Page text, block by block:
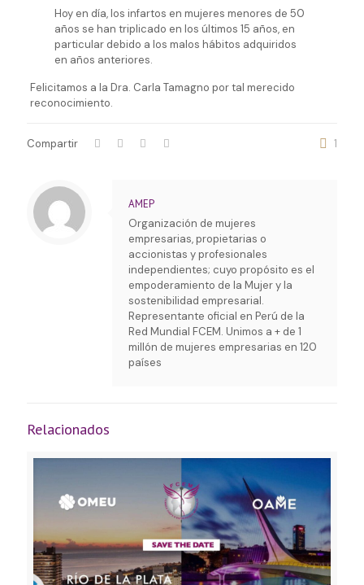
Hoy en día, los infartos en mujeres menores de 50
años se han triplicado en los últimos 15 años, en
particular debido a los malos hábitos adquiridos
en años anteriores.
Felicitamos a la Dra. Carla Tamagno por tal merecido
reconocimiento.
Compartir 1
AMEP
Organización de mujeres
empresarias, propietarias o
accionistas y profesionales
independientes; cuyo propósito es el
empoderamiento de la Mujer y la
sostenibilidad empresarial.
Representante oficial en Perú de la
Red Mundial FCEM. Unimos a + de 1
millón de mujeres empresarias en 120
países
Relacionados